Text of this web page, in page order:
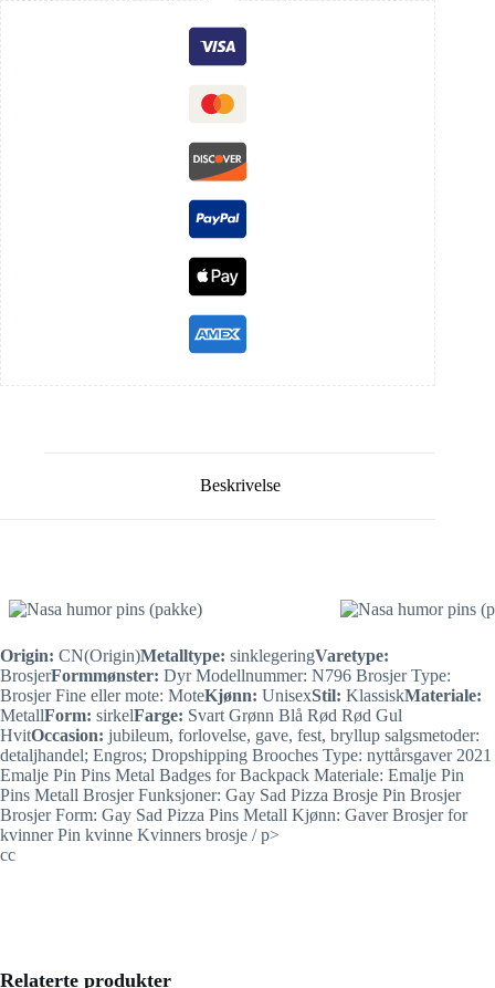
Beskrivelse
Origin: CN(Origin)Metalltype: sinklegeringVaretype:
BrosjerFormmønster: Dyr Modellnummer: N796 Brosjer Type:
Brosjer Fine eller mote: MoteKjønn: UnisexStil: KlassiskMateriale:
MetallForm: sirkelFarge: Svart Grønn Blå Rød Rød Gul
HvitOccasion: jubileum, forlovelse, gave, fest, bryllup salgsmetoder:
detaljhandel; Engros; Dropshipping Brooches Type: nyttårsgaver 2021
Emalje Pin Pins Metal Badges for Backpack Materiale: Emalje Pin
Pins Metall Brosjer Funksjoner: Gay Sad Pizza Brosje Pin Brosjer
Brosjer Form: Gay Sad Pizza Pins Metall Kjønn: Gaver Brosjer for
kvinner Pin kvinne Kvinners brosje / p>
cc
Relaterte produkter